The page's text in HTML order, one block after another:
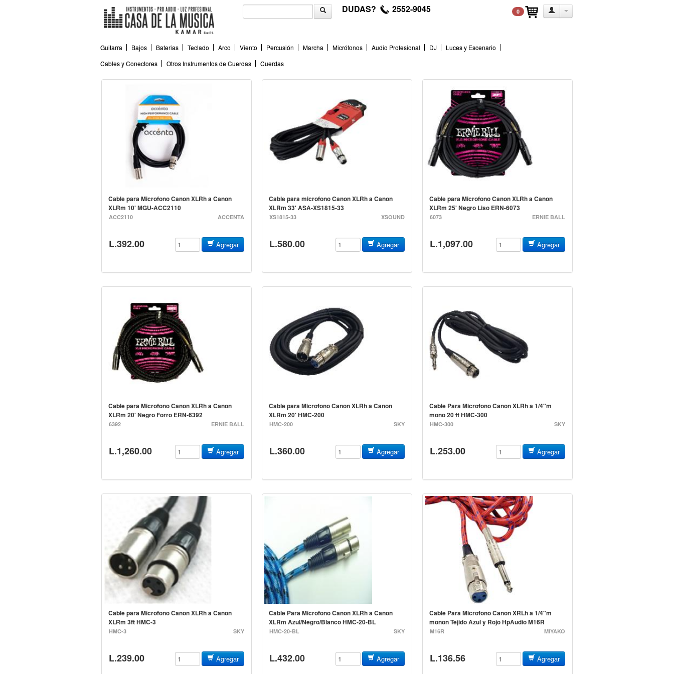
DUDAS? 2552-9045 0
Guitarra Bajos Baterias Teclado Arco Viento Percusión Marcha Micrófonos Audio Profesional DJ
Luces y Escenario
Cables y Conectores
Otros Instrumentos de Cuerdas Cuerdas
Cable para Microfono Canon XLRh a Canon
XLRm 10' MGU-ACC2110
ACC2110 ACCENTA
L.392.00 Agregar
Cable para microfono Canon XLRh a Canon
XLRm 33' ASA-XS1815-33
XS1815-33 XSOUND
L.580.00 Agregar
Cable para Microfono Canon XLRh a Canon
XLRm 25' Negro Liso ERN-6073
6073 ERNIE BALL
L.1,097.00 Agregar
Cable para Microfono Canon XLRh a Canon
XLRm 20' Negro Forro ERN-6392
6392 ERNIE BALL
L.1,260.00 Agregar
Cable para Microfono Canon XLRh a Canon
XLRm 20' HMC-200
HMC-200 SKY
L.360.00 Agregar
Cable Para Microfono Canon XLRh a 1/4"m
mono 20 ft HMC-300
HMC-300 SKY
L.253.00 Agregar
Cable para Microfono Canon XLRh a Canon
XLRm 3ft HMC-3
HMC-3 SKY
L.239.00 Agregar
Cable Para Microfono Canon XLRh a Canon
XLRm Azul/Negro/Blanco HMC-20-BL
HMC-20-BL SKY
L.432.00 Agregar
Cable Para Microfono Canon XRLh a 1/4"m
monon Tejido Azul y Rojo HpAudio M16R
M16R MIYAKO
L.136.56 Agregar